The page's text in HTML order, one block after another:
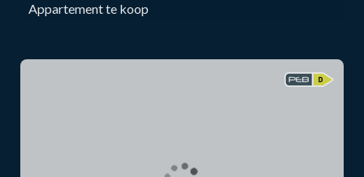
Appartement te koop